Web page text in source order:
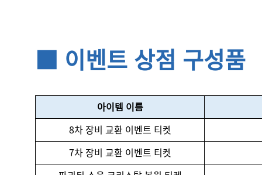
■ 이벤트 상점 구성품
아이템 이름
8차 장비 교환 이벤트 티켓
7차 장비 교환 이벤트 티켓